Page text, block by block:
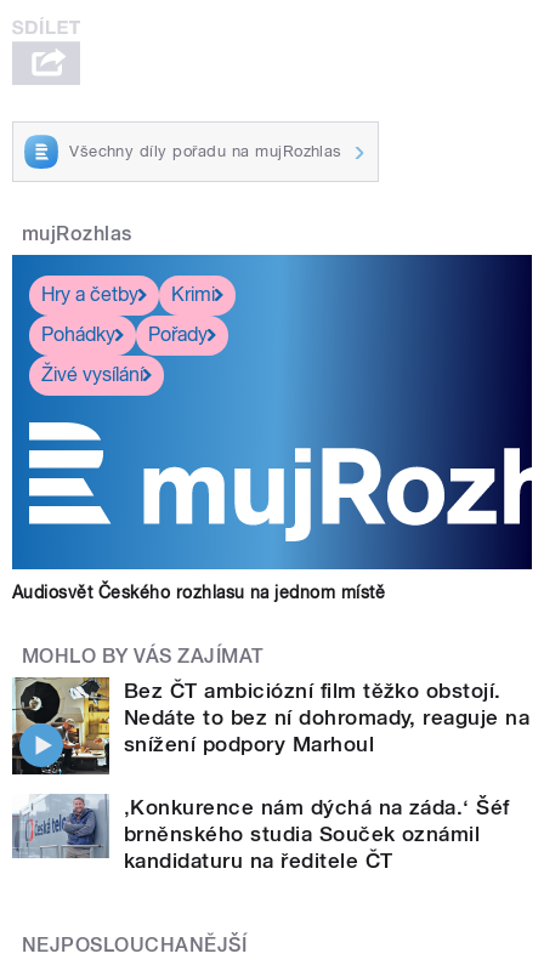
Všechny díly pořadu na mujRozhlas
mujRozhlas
Hry a četby
Krimi
Pohádky
Pořady
Živé vysílání
Audiosvět Českého rozhlasu na jednom místě
MOHLO BY VÁS ZAJÍMAT
Bez ČT ambiciózní film těžko obstojí.
Nedáte to bez ní dohromady, reaguje na
snížení podpory Marhoul
‚Konkurence nám dýchá na záda.‘ Šéf
brněnského studia Souček oznámil
kandidaturu na ředitele ČT
NEJPOSLOUCHANĚJŠÍ